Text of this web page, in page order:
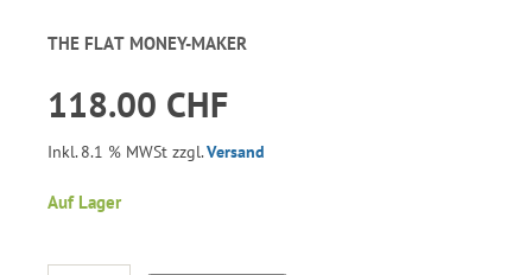
THE FLAT MONEY-MAKER
118.00 CHF
Inkl. 8.1 % MWSt zzgl.Versand
Auf Lager